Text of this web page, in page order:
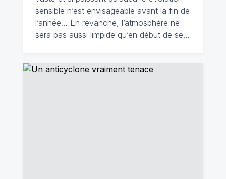
sensible n’est envisageable avant la fin de
l’année… En revanche, l’atmosphère ne
sera pas aussi limpide qu’en début de se…